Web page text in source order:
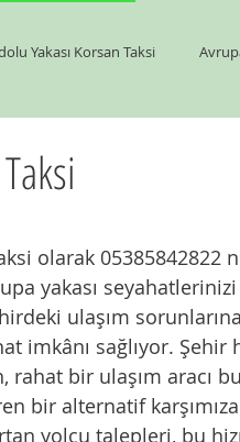
Yakası Korsan Taksi
olarak 05385842822
yakası
ulaşım
imkânı sağlıyor. Şehir
rahat bir ulaşım aracı
bir alternatif karşımıza
yolcu talepleri, bu